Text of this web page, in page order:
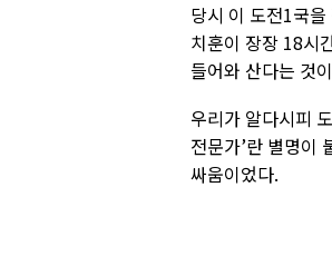
당시 이 도전1국
치훈이 장장 18시
들어와 산다는 것
우리가 알다시피
전문가’란 별명이
싸움이었다.